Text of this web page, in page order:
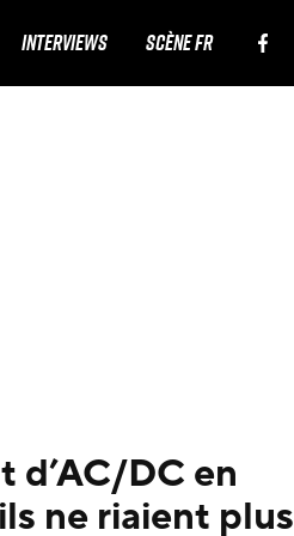
INTERVIEWS SCÈNE FR
d’AC/DC en
ne riaient plus